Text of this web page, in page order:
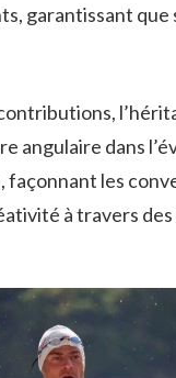
garantissant que
angulaire dans
façonnant les
à travers